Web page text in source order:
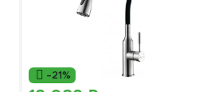
-21%